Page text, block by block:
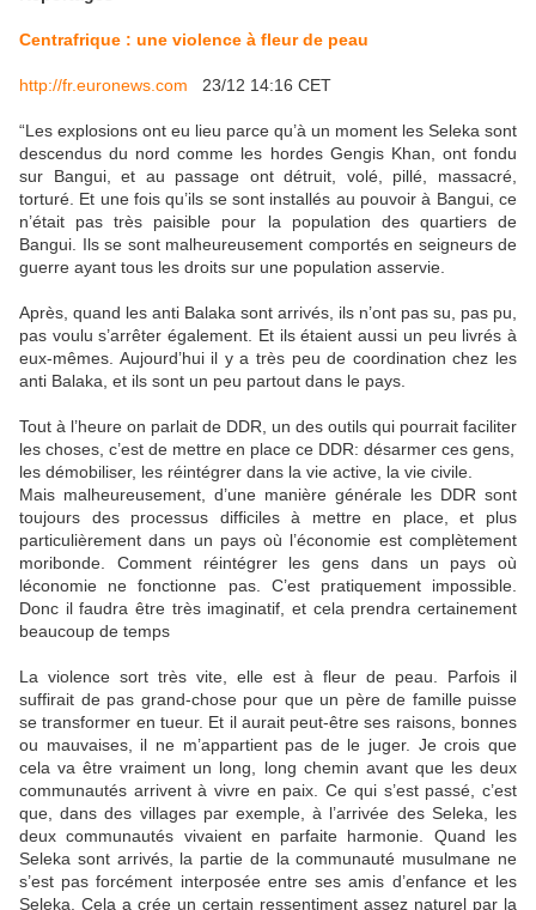
Centrafrique : une violence à fleur de peau
http://fr.euronews.com 23/12 14:16 CET
“Les explosions ont eu lieu parce qu’à un moment les Seleka sont
descendus du nord comme les hordes Gengis Khan, ont fondu
sur Bangui, et au passage ont détruit, volé, pillé, massacré,
torturé. Et une fois qu’ils se sont installés au pouvoir à Bangui, ce
n’était pas très paisible pour la population des quartiers de
Bangui. Ils se sont malheureusement comportés en seigneurs de
guerre ayant tous les droits sur une population asservie.
Après, quand les anti Balaka sont arrivés, ils n’ont pas su, pas pu,
pas voulu s’arrêter également. Et ils étaient aussi un peu livrés à
eux-mêmes. Aujourd’hui il y a très peu de coordination chez les
anti Balaka, et ils sont un peu partout dans le pays.
Tout à l’heure on parlait de DDR, un des outils qui pourrait faciliter
les choses, c’est de mettre en place ce DDR: désarmer ces gens,
les démobiliser, les réintégrer dans la vie active, la vie civile.
Mais malheureusement, d’une manière générale les DDR sont
toujours des processus difficiles à mettre en place, et plus
particulièrement dans un pays où l’économie est complètement
moribonde. Comment réintégrer les gens dans un pays où
léconomie ne fonctionne pas. C’est pratiquement impossible.
Donc il faudra être très imaginatif, et cela prendra certainement
beaucoup de temps
La violence sort très vite, elle est à fleur de peau. Parfois il
suffirait de pas grand-chose pour que un père de famille puisse
se transformer en tueur. Et il aurait peut-être ses raisons, bonnes
ou mauvaises, il ne m’appartient pas de le juger. Je crois que
cela va être vraiment un long, long chemin avant que les deux
communautés arrivent à vivre en paix. Ce qui s’est passé, c’est
que, dans des villages par exemple, à l’arrivée des Seleka, les
deux communautés vivaient en parfaite harmonie. Quand les
Seleka sont arrivés, la partie de la communauté musulmane ne
s’est pas forcément interposée entre ses amis d’enfance et les
Seleka. Cela a crée un certain ressentiment assez naturel par la